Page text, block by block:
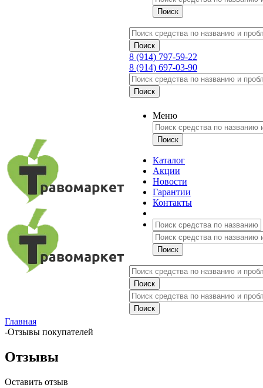
8 (914) 797-59-22
8 (914) 697-03-90
Меню
Каталог
Акции
Новости
Гарантии
Контакты
Главная
-Отзывы покупателей
Отзывы
Оставить отзыв